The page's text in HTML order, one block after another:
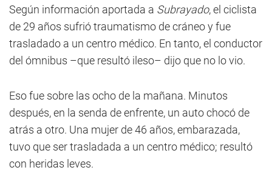
Según información aportada a Subrayado, el ciclista
de 29 años sufrió traumatismo de cráneo y fue
trasladado a un centro médico. En tanto, el conductor
del ómnibus –que resultó ileso– dijo que no lo vio.
Eso fue sobre las ocho de la mañana. Minutos
después, en la senda de enfrente, un auto chocó de
atrás a otro. Una mujer de 46 años, embarazada,
tuvo que ser trasladada a un centro médico; resultó
con heridas leves.